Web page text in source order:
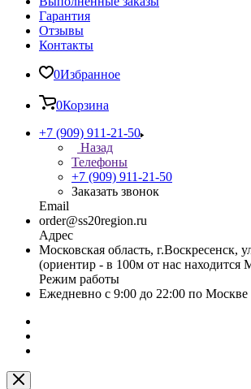
Гарантия
Отзывы
Контакты
0Избранное
0Корзина
+7 (909) 911-21-50
Назад
Телефоны
+7 (909) 911-21-50
Заказать звонок
Email
order@ss20region.ru
Адрес
Московская область, г.Воскресенск,
(ориентир - в 100м от нас
Режим работы
Ежедневно с 9:00 до 22:00 по Москве